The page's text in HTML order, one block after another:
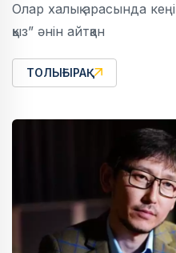
Олар халық арасында
қыз” әнін айтқан
ТОЛЫҒЫРАҚ